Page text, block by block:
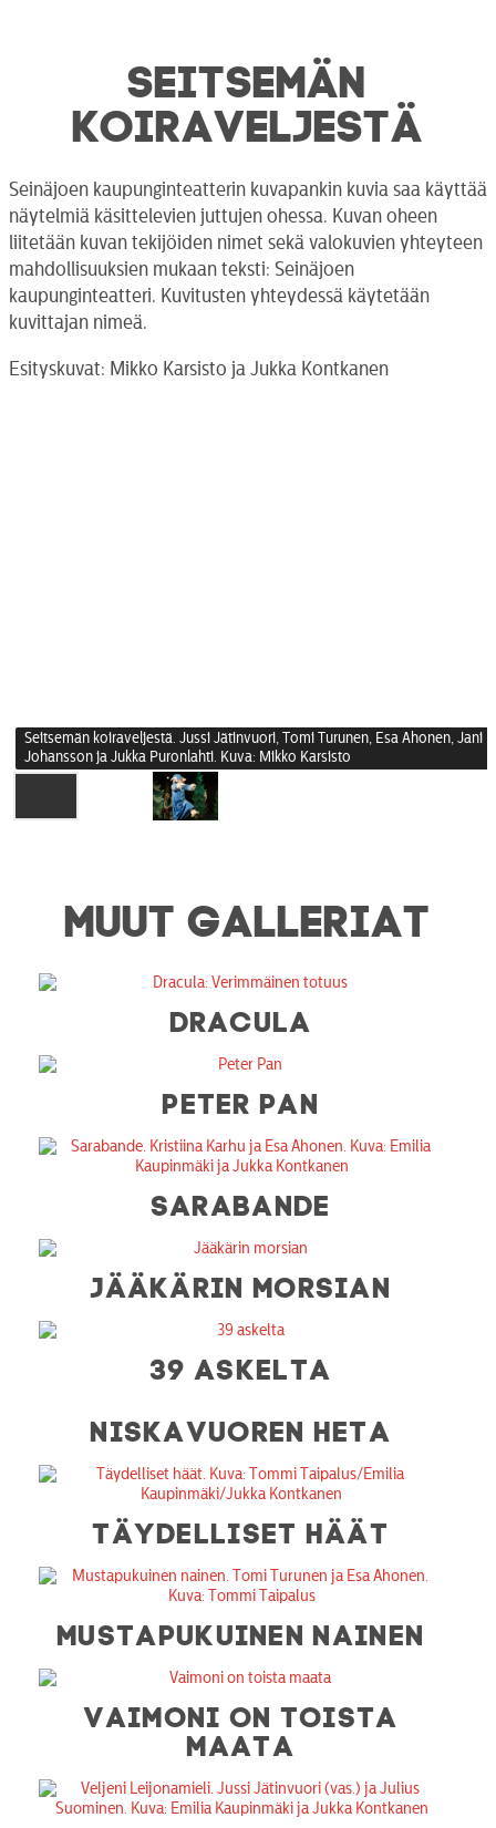
SEITSEMÄN
KOIRAVELJESTÄ
Seinäjoen kaupunginteatterin kuvapankin kuvia saa käyttää
näytelmiä käsittelevien juttujen ohessa. Kuvan oheen
liitetään kuvan tekijöiden nimet sekä valokuvien yhteyteen
mahdollisuuksien mukaan teksti: Seinäjoen
kaupunginteatteri. Kuvitusten yhteydessä käytetään
kuvittajan nimeä.
Esityskuvat: Mikko Karsisto ja Jukka Kontkanen
Seitsemän koiraveljestä. Jussi Jätinvuori, Tomi Turunen, Esa Ahonen, Jani
Johansson ja Jukka Puronlahti. Kuva: Mikko Karsisto
MUUT GALLERIAT
DRACULA
PETER PAN
SARABANDE
JÄÄKÄRIN MORSIAN
39 ASKELTA
NISKAVUOREN HETA
TÄYDELLISET HÄÄT
MUSTAPUKUINEN NAINEN
VAIMONI ON TOISTA
MAATA